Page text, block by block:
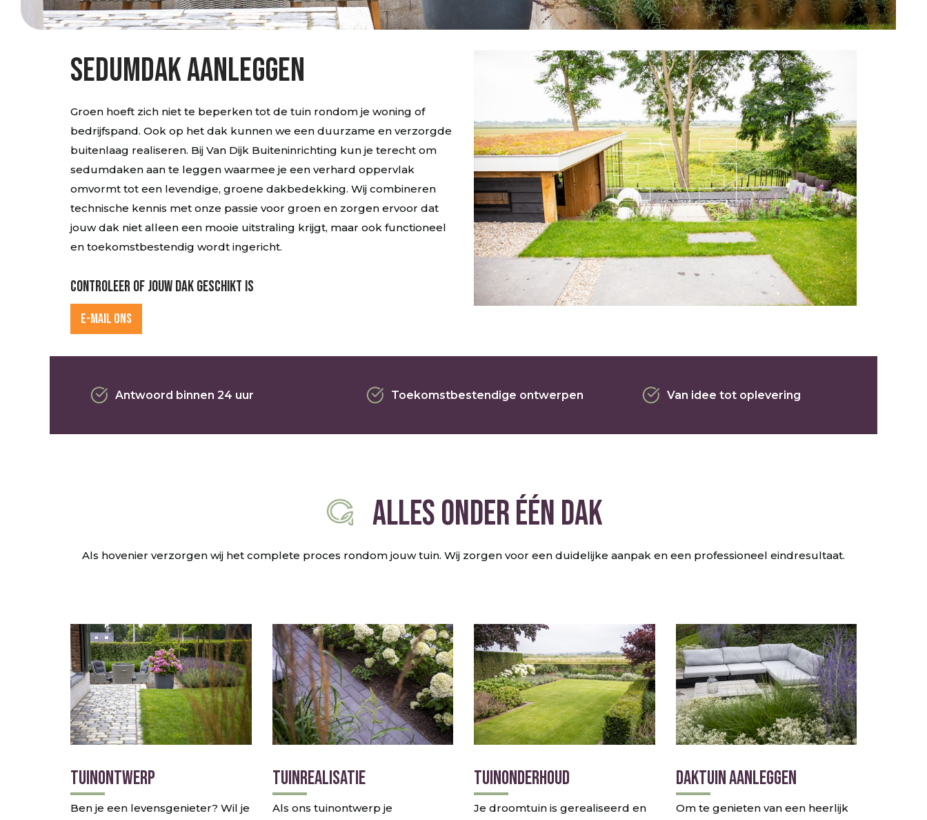
Sedumdak aanleggen
Groen hoeft zich niet te beperken tot de tuin rondom je woning of
bedrijfspand. Ook op het dak kunnen we een duurzame en verzorgde
buitenlaag realiseren. Bij Van Dijk Buiteninrichting kun je terecht om
sedumdaken aan te leggen waarmee je een verhard oppervlak
omvormt tot een levendige, groene dakbedekking. Wij combineren
technische kennis met onze passie voor groen en zorgen ervoor dat
jouw dak niet alleen een mooie uitstraling krijgt, maar ook functioneel
en toekomstbestendig wordt ingericht.
Controleer of jouw dak geschikt is
E-MAIL ONS
Antwoord binnen 24 uur Toekomstbestendige ontwerpen Van idee tot oplevering
ALLES ONDER ÉÉN DAK
Als hovenier verzorgen wij het complete proces rondom jouw tuin. Wij zorgen voor een duidelijke aanpak en een professioneel eindresultaat.
TUINONTWERP
Ben je een levensgenieter? Wil je
TUINREALISATIE
Als ons tuinontwerp je
TUINONDERHOUD
Je droomtuin is gerealiseerd en
DAKTUIN AANLEGGEN
Om te genieten van een heerlijk